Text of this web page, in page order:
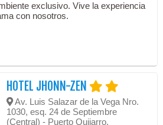
exclusivo. Vive la experiencia
con nosotros.
HOTEL JHONN-ZEN
Av. Luis Salazar de la Vega Nro.
1030, esq. 24 de Septiembre
(Central) - Puerto Quijarro,